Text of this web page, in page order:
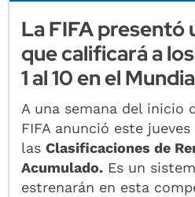
La FIFA presentó
que calificará a
1 al 10 en el
A una semana del inicio
FIFA anunció este
lasClasificaciones de
Acumulado. Es un
estrenarán en esta